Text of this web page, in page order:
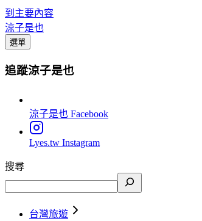
到主要內容
涼子是也
選單
追蹤涼子是也
涼子是也 Facebook
Lyes.tw Instagram
搜尋
台灣旅遊